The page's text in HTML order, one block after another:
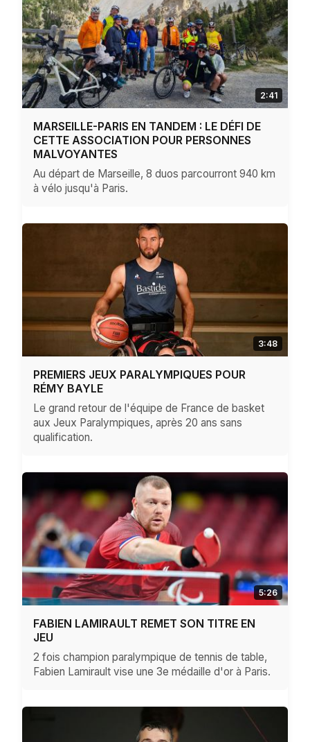
2:41
MARSEILLE-PARIS EN TANDEM : LE DÉFI DE
CETTE ASSOCIATION POUR PERSONNES
MALVOYANTES
Au départ de Marseille, 8 duos parcourront 940 km
à vélo jusqu'à Paris.
3:48
PREMIERS JEUX PARALYMPIQUES POUR
RÉMY BAYLE
Le grand retour de l'équipe de France de basket
aux Jeux Paralympiques, après 20 ans sans
qualification.
5:26
FABIEN LAMIRAULT REMET SON TITRE EN
JEU
2 fois champion paralympique de tennis de table,
Fabien Lamirault vise une 3e médaille d'or à Paris.